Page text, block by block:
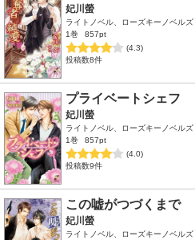
妃川螢
ライトノベル、ローズキーノベルズ
1巻
857pt
(4.3)
投稿数8件
プライベートシェフ
妃川螢
ライトノベル、ローズキーノベルズ
1巻
857pt
(4.0)
投稿数9件
この嘘がつづくまで
妃川螢
ライトノベル、ローズキーノベルズ